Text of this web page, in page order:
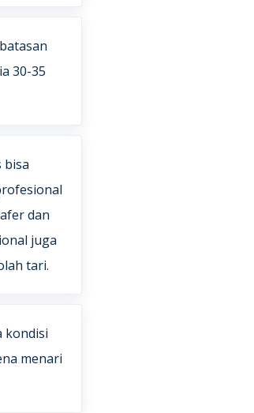
30-35
bisa
dan
juga
tari.
kondisi
menari